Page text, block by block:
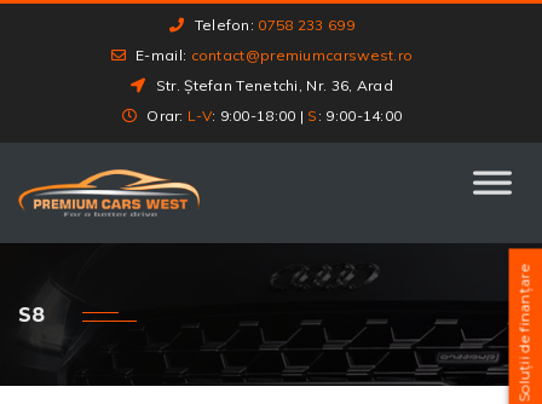
Telefon: 0758 233 699
E-mail: contact@premiumcarswest.ro
Str. Ștefan Tenetchi, Nr. 36, Arad
Orar: L-V: 9:00-18:00 | S : 9:00-14:00
S8 Soluții de finanțare